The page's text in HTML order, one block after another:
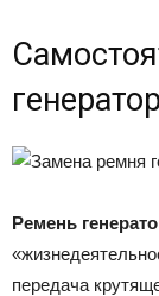
Ремень
передача